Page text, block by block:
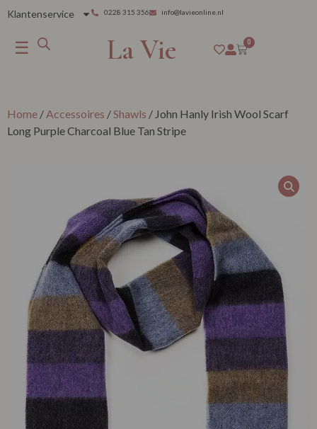
Klantenservice 0228 315 356 info@lavieonline.nl
☰ La Vie 0
Home / Accessoires /Shawls / John Hanly Irish Wool Scarf
Long Purple Charcoal Blue Tan Stripe